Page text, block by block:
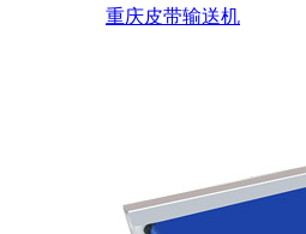
重庆皮带输送机